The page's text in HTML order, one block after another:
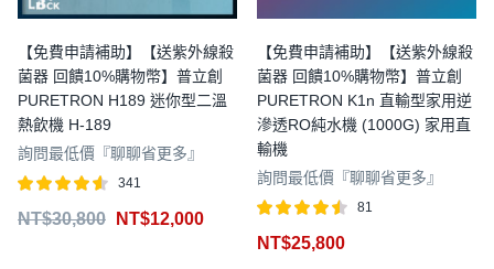
【免費申請補助】【送紫外線殺
菌器 回饋10%購物幣】普立創
PURETRON H189 迷你型二溫
熱飲機 H-189
詢問最低價『聊聊省更多』
4.54
341
NT$30,800 NT$12,000
【免費申請補助】【送紫外線殺
菌器 回饋10%購物幣】普立創
PURETRON K1n 直輸型家用逆
滲透RO純水機 (1000G) 家用直
輸機
詢問最低價『聊聊省更多』
4.47
81
NT$25,800